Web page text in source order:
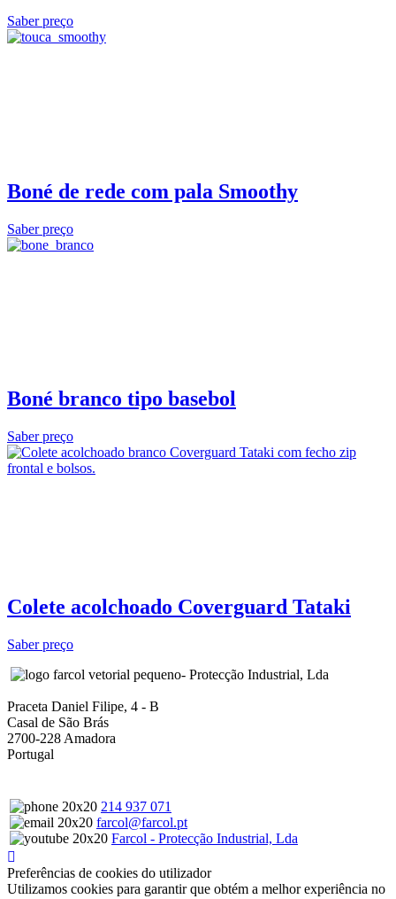
Saber preço
Boné de rede com pala Smoothy
Saber preço
Boné branco tipo basebol
Saber preço
Colete acolchoado Coverguard Tataki
Saber preço
- Protecção Industrial, Lda
Praceta Daniel Filipe, 4 - B
Casal de São Brás
2700-228 Amadora
Portugal
214 937 071
farcol@farcol.pt
Farcol - Protecção Industrial, Lda
Preferências de cookies do utilizador
Utilizamos cookies para garantir que obtém a melhor experiência no